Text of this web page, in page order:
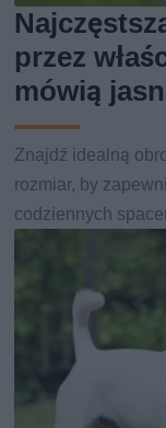
przez
mówią
Znajdź idealną
rozmiar, by
codziennych